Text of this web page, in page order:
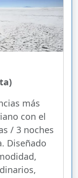
más
con el
/ 3 noches
Diseñado